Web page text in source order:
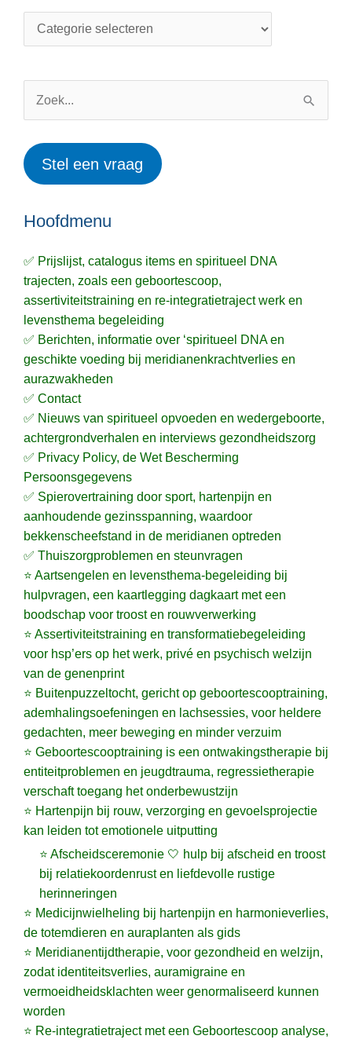
Zoek
naar:
Stel een vraag
Hoofdmenu
✅ Prijslijst, catalogus items en spiritueel DNA
trajecten, zoals een geboortescoop,
assertiviteitstraining en re-integratietraject werk en
levensthema begeleiding
✅ Berichten, informatie over ‘spiritueel DNA en
geschikte voeding bij meridianenkrachtverlies en
aurazwakheden
✅ Contact
✅ Nieuws van spiritueel opvoeden en wedergeboorte,
achtergrondverhalen en interviews gezondheidszorg
✅ Privacy Policy, de Wet Bescherming
Persoonsgegevens
✅ Spierovertraining door sport, hartenpijn en
aanhoudende gezinsspanning, waardoor
bekkenscheefstand in de meridianen optreden
✅ Thuiszorgproblemen en steunvragen
⭐ Aartsengelen en levensthema-begeleiding bij
hulpvragen, een kaartlegging dagkaart met een
boodschap voor troost en rouwverwerking
⭐ Assertiviteitstraining en transformatiebegeleiding
voor hsp’ers op het werk, privé en psychisch welzijn
van de genenprint
⭐ Buitenpuzzeltocht, gericht op geboortescooptraining,
ademhalingsoefeningen en lachsessies, voor heldere
gedachten, meer beweging en minder verzuim
⭐ Geboortescooptraining is een ontwakingstherapie bij
entiteitproblemen en jeugdtrauma, regressietherapie
verschaft toegang het onderbewustzijn
⭐ Hartenpijn bij rouw, verzorging en gevoelsprojectie
kan leiden tot emotionele uitputting
⭐ Afscheidsceremonie 🤍 hulp bij afscheid en troost
bij relatiekoordenrust en liefdevolle rustige
herinneringen
⭐ Medicijnwielheling bij hartenpijn en harmonieverlies,
de totemdieren en auraplanten als gids
⭐ Meridianentijdtherapie, voor gezondheid en welzijn,
zodat identiteitsverlies, auramigraine en
vermoeidheidsklachten weer genormaliseerd kunnen
worden
⭐ Re-integratietraject met een Geboortescoop analyse,